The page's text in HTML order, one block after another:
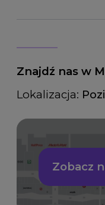
Znajdź nas w
Lokalizacja:
Zobacz